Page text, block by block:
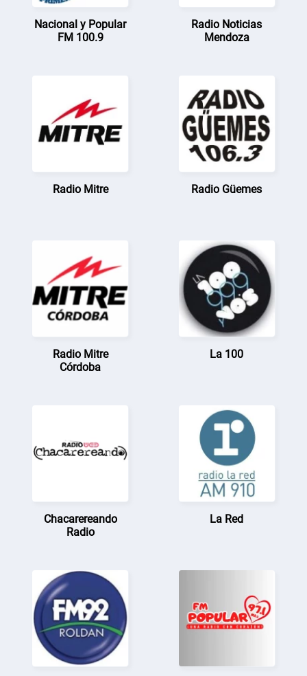
Nacional y Popular
FM 100.9
Radio Noticias
Mendoza
Radio Mitre Radio Güemes
Radio Mitre
Córdoba
La 100
Chacarereando
Radio
La Red